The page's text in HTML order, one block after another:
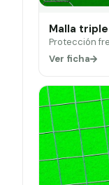
Malla
Protección
Ver ficha